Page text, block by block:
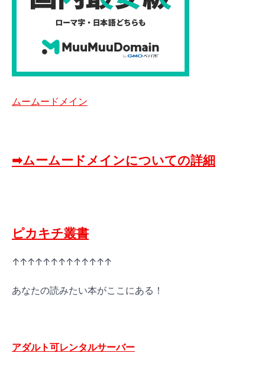
ムームードメイン
➡ムームードメインについての詳細
ピカキチ叢書
↑↑↑↑↑↑↑↑↑↑↑↑↑
あなたの読みたい本がここにある！
アダルト可レンタルサーバー